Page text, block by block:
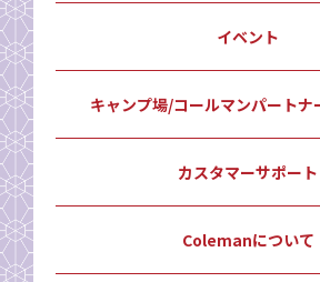
イベント
キャンプ場/コールマンパートナ
カスタマーサポート
Colemanについて